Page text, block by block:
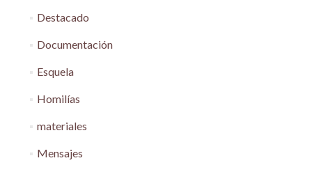
Destacado
Documentación
Esquela
Homilías
materiales
Mensajes